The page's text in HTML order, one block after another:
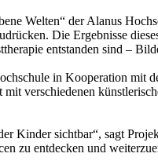
Welten“ der Alanus
Die Ergebnisse
entstanden sind –
in Kooperation
verschiedenen
Kinder sichtbar“, sagt
zu entdecken und